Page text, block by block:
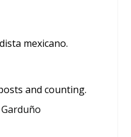
mexicano.
and counting.